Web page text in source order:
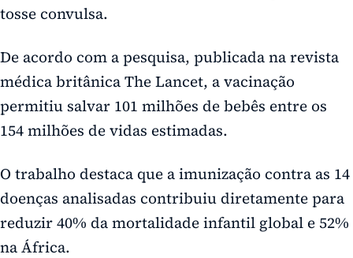
tosse convulsa.
De acordo com a pesquisa, publicada na revista
médica britânica The Lancet, a vacinação
permitiu salvar 101 milhões de bebês entre os
154 milhões de vidas estimadas.
O trabalho destaca que a imunização contra as 14
doenças analisadas contribuiu diretamente para
reduzir 40% da mortalidade infantil global e 52%
na África.